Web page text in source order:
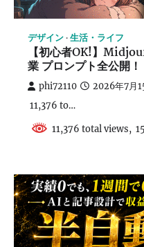
デザイン 生活・ライフ
【初心者OK!】
業 プロンプト全公開
phi72110 2026年7月
11,376 to…
11,376 total views,